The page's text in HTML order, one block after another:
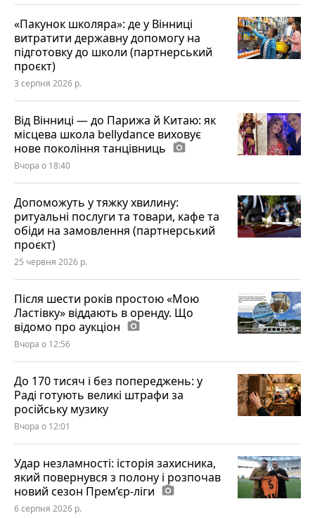
«Пакунок школяра»: де у Вінниці
витратити державну допомогу на
підготовку до школи (партнерський
проєкт)
3 серпня 2026 р.
Від Вінниці — до Парижа й Китаю: як
місцева школа bellydance виховує
нове покоління танцівниць photo_camera
Вчора о 18:40
Допоможуть у тяжку хвилину:
ритуальні послуги та товари, кафе та
обіди на замовлення (партнерський
проєкт)
25 червня 2026 р.
Після шести років простою «Мою
Ластівку» віддають в оренду. Що
відомо про аукціон photo_camera
Вчора о 12:56
До 170 тисяч і без попереджень: у
Раді готують великі штрафи за
російську музику
Вчора о 12:01
Удар незламності: історія захисника,
який повернувся з полону і розпочав
новий сезон Прем’єр-ліги photo_camera
6 серпня 2026 р.